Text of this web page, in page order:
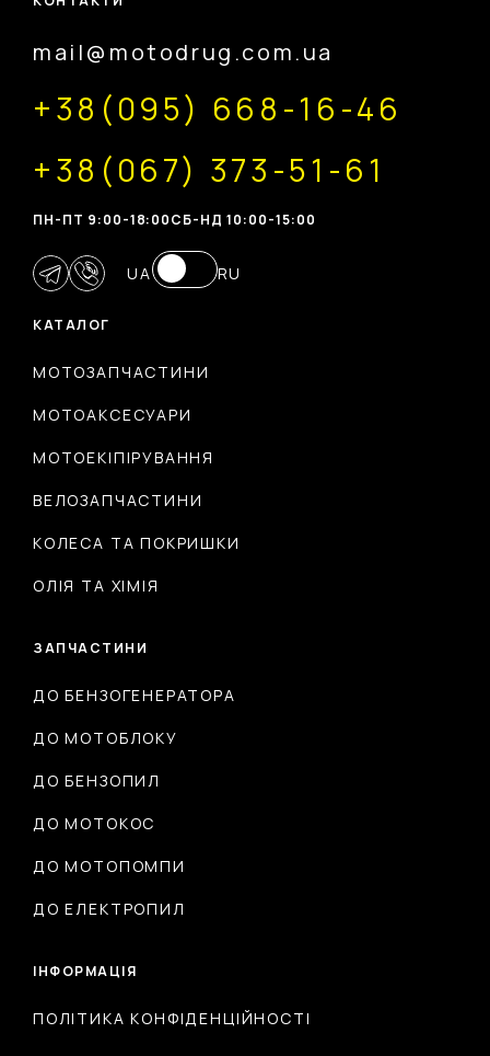
КАТАЛОГ
МОТОЗАПЧАСТИНИ
МОТОАКСЕСУАРИ
МОТОЕКІПІРУВАННЯ
ВЕЛОЗАПЧАСТИНИ
КОЛЕСА ТА ПОКРИШКИ
ОЛІЯ ТА ХІМІЯ
ЗАПЧАСТИНИ
ДО БЕНЗОГЕНЕРАТОРА
ДО МОТОБЛОКУ
ДО БЕНЗОПИЛ
ДО МОТОКОС
ДО МОТОПОМПИ
ДО ЕЛЕКТРОПИЛ
ІНФОРМАЦІЯ
ПОЛІТИКА КОНФІДЕНЦІЙНОСТІ
mail@motodrug.com.ua
+38(095) 668-16-46
+38(067) 373-51-61
ПН-ПТ 9:00-18:00CБ-НД 10:00-15:00
UA RU